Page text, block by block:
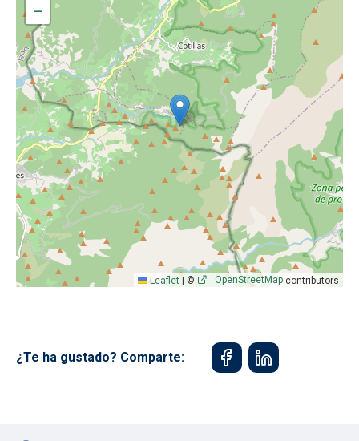
−
Leaflet | © OpenStreetMap contributors
¿Te ha gustado? Comparte: